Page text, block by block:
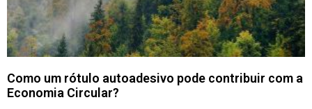
Como um rótulo autoadesivo pode contribuir com a
Economia Circular?